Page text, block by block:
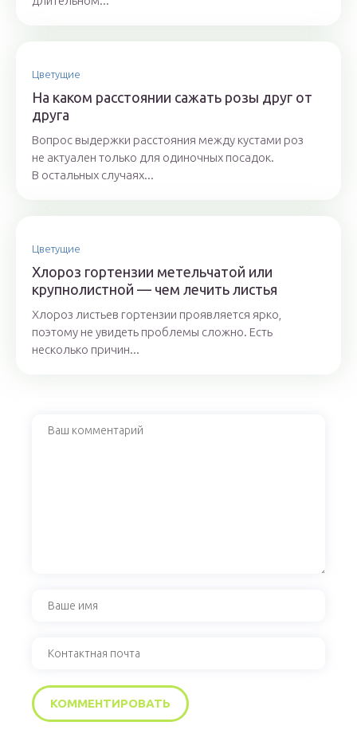
Цветущие
На каком расстоянии сажать розы друг от
друга
Вопрос выдержки расстояния между кустами роз
не актуален только для одиночных посадок.
В остальных случаях...
Цветущие
Хлороз гортензии метельчатой или
крупнолистной — чем лечить листья
Хлороз листьев гортензии проявляется ярко,
поэтому не увидеть проблемы сложно. Есть
несколько причин...